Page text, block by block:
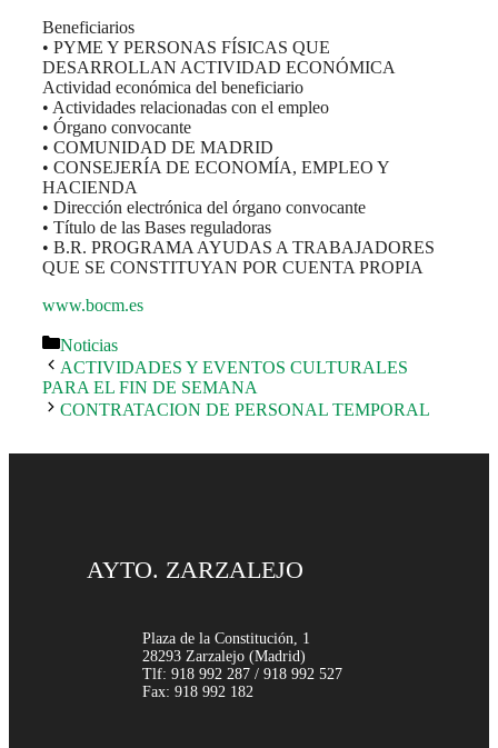
Beneficiarios
• PYME Y PERSONAS FÍSICAS QUE
DESARROLLAN ACTIVIDAD ECONÓMICA
Actividad económica del beneficiario
• Actividades relacionadas con el empleo
• Órgano convocante
• COMUNIDAD DE MADRID
• CONSEJERÍA DE ECONOMÍA, EMPLEO Y
HACIENDA
• Dirección electrónica del órgano convocante
• Título de las Bases reguladoras
• B.R. PROGRAMA AYUDAS A TRABAJADORES
QUE SE CONSTITUYAN POR CUENTA PROPIA
www.bocm.es
Categorías
Noticias
ACTIVIDADES Y EVENTOS CULTURALES
PARA EL FIN DE SEMANA
CONTRATACION DE PERSONAL TEMPORAL
AYTO. ZARZALEJO
Plaza de la Constitución, 1
28293 Zarzalejo (Madrid)
Tlf: 918 992 287 / 918 992 527
Fax: 918 992 182